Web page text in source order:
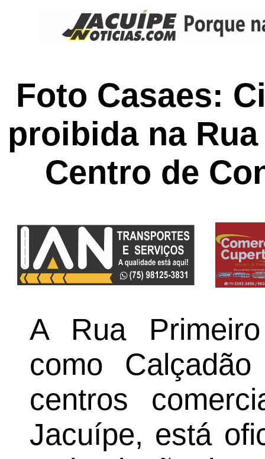
Foto Casaes:
proibida na
Centro de
A Rua
como
centros
Jacuípe, está